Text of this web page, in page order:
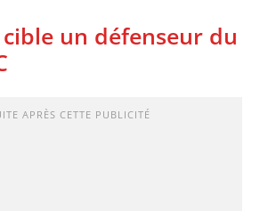
cible un défenseur du
APRÈS CETTE PUBLICITÉ